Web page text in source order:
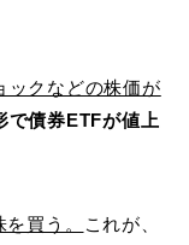
ックなどの株価が
で債券ETFが値上
買う。
これが、